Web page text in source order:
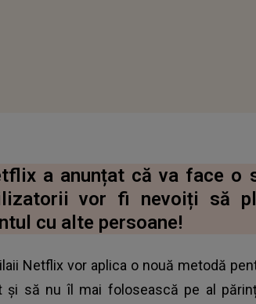
ARTICOLUL
a anunțat că va face o
vor fi nevoiți să
cu alte persoane!
Netflix vor aplica o nouă metodă
și să nu îl mai folosească pe al